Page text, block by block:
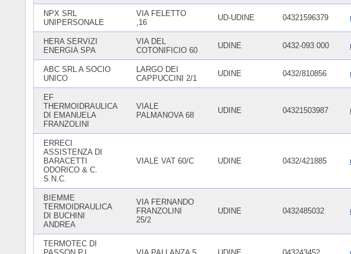
NPX SRL
UNIPERSONALE
VIA FELETTO
,16
UD-UDINE 04321596379
HERA SERVIZI
ENERGIA SPA
VIA DEL
COTONIFICIO 60
UDINE 0432-093 000
ABC SRL A SOCIO
UNICO
LARGO DEI
CAPPUCCINI 2/1
UDINE 0432/810856
EF
THERMOIDRAULICA
DI EMANUELA
FRANZOLINI
VIALE
PALMANOVA 68
UDINE 04321503987
ERRECI
ASSISTENZA DI
BARACETTI
ODORICO & C.
S.N.C.
VIALE VAT 60/C UDINE 0432/421885
BIEMME
TERMOIDRAULICA
DI BUCHINI
ANDREA
VIA FERNANDO
FRANZOLINI
25/2
UDINE 0432485032
TERMOTEC DI